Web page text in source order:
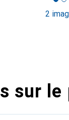
2
sur le